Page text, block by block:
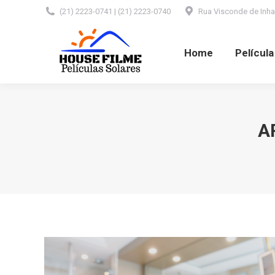
(21) 2223-0741 | (21) 2223-0740 Rua Visconde de
Home
Home Película Automotiva